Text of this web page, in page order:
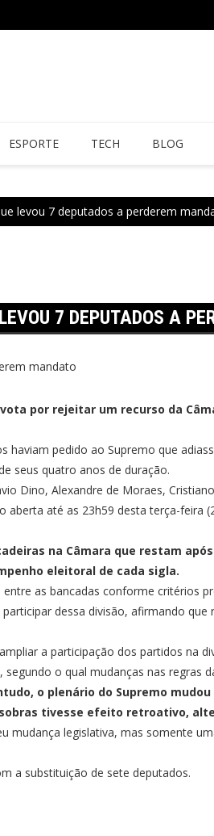
ESPORTE TECH BLOG
levou 7 deputados a perderem
7 DEPUTADOS A
por rejeitar um recurso da
haviam pedido ao Supremo que
seus quatro anos de duração.
Dino, Alexandre de Moraes,
até as 23h59 desta terça-feira
na Câmara que restam
eleitoral de cada sigla.
as bancadas conforme critérios
dessa divisão, afirmando
a participação dos partidos na
o qual mudanças nas regras
o plenário do Supremo
tivesse efeito retroativo,
legislativa, mas somente
a substituição de sete deputados.